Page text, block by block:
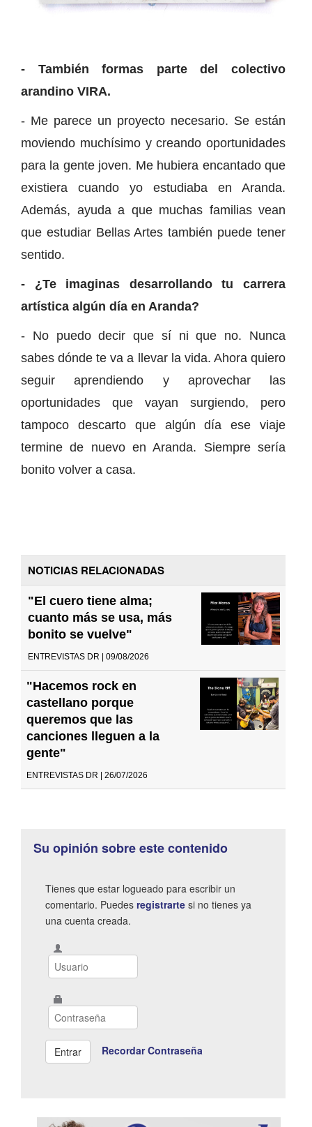
- También formas parte del colectivo
arandino VIRA.
- Me parece un proyecto necesario. Se están
moviendo muchísimo y creando oportunidades
para la gente joven. Me hubiera encantado que
existiera cuando yo estudiaba en Aranda.
Además, ayuda a que muchas familias vean
que estudiar Bellas Artes también puede tener
sentido.
- ¿Te imaginas desarrollando tu carrera
artística algún día en Aranda?
- No puedo decir que sí ni que no. Nunca
sabes dónde te va a llevar la vida. Ahora quiero
seguir aprendiendo y aprovechar las
oportunidades que vayan surgiendo, pero
tampoco descarto que algún día ese viaje
termine de nuevo en Aranda. Siempre sería
bonito volver a casa.
NOTICIAS RELACIONADAS
"El cuero tiene alma;
cuanto más se usa, más
bonito se vuelve"
ENTREVISTAS DR | 09/08/2026
"Hacemos rock en
castellano porque
queremos que las
canciones lleguen a la
gente"
ENTREVISTAS DR | 26/07/2026
Su opinión sobre este contenido
Tienes que estar logueado para escribir un
comentario. Puedes registrarte si no tienes ya
una cuenta creada.
Recordar Contraseña